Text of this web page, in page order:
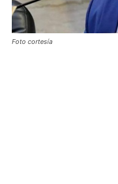
Foto cortesía